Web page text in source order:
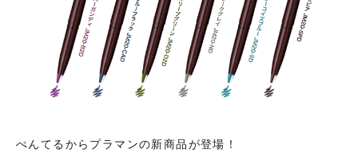
ぺんてるからプラマンの新商品が登場！